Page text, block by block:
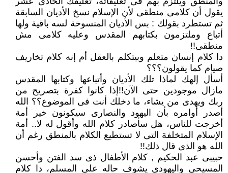
يقول أن كلامى منطقى لأن الإسلام نسخ الأديان السابقة
ثم تستطرد بقولك : بس الأديان المنسوخة لسه باقية ولها
أتباع وملتزمون بكتابهم المقدس وعليه كلامى مش
منطقى!!
دا كلام إنسان متعلم وبيتكلم بالعقل أم إنه كلام تخاريف
صيام كما يقولون؟؟؟
أسأل إلهك لماذا تلك الأديان وأتباعها وكتابها المقدس
مازال موجودين حتى الآن!!إذا كانوا كفرة بتصريح من
ربك ويهدى من يشاء، ما دخلك أنت فى الموضوع؟؟ الله
أصدر أوامره بأن اليهود والنصارى سيكونون خير أمة
أخرجت للناس، هل سأصادر كلام الله وأقول له لا.. أمة
الإسلام المتخلفة التى لا تستطيع الكلام بالمنطق رغم أن
الله هو الذى قال ذلك!!
حبيبى عبد الحكيم , كلام الأطفال ذى سد الفتن وأحسن
المسيحى واليهودى يشوف حاله على المسلم، دا كلام